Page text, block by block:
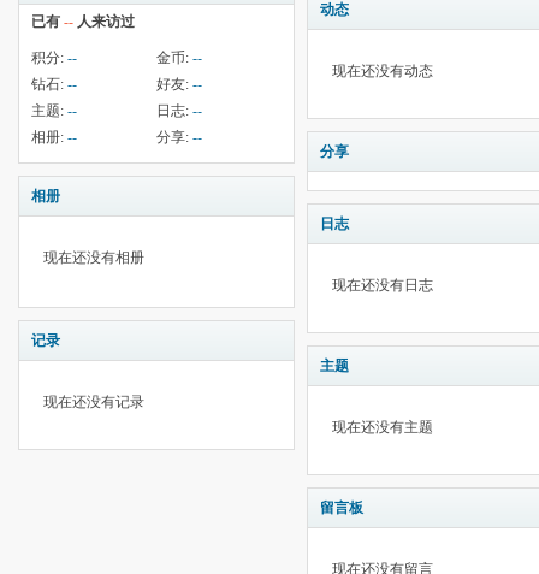
已有 -- 人来访过
积分: -- 金币: --
钻石: -- 好友: --
主题: -- 日志: --
相册: -- 分享: --
相册
现在还没有相册
记录
现在还没有记录
动态
现在还没有动态
分享
日志
现在还没有日志
主题
现在还没有主题
留言板
现在还没有留言